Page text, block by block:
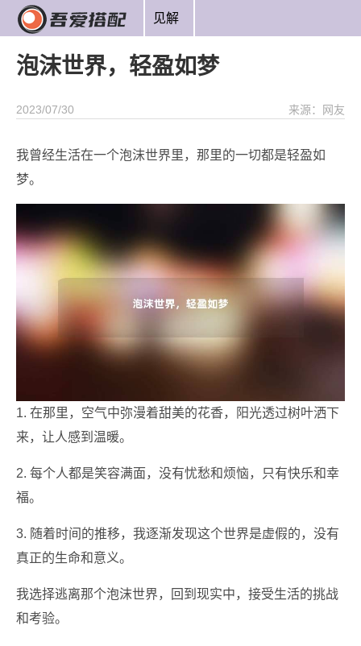
见解
泡沫世界，轻盈如梦
2023/07/30 来源：网友
我曾经生活在一个泡沫世界里，那里的一切都是轻盈如
梦。
1. 在那里，空气中弥漫着甜美的花香，阳光透过树叶洒下
来，让人感到温暖。
2. 每个人都是笑容满面，没有忧愁和烦恼，只有快乐和幸
福。
3. 随着时间的推移，我逐渐发现这个世界是虚假的，没有
真正的生命和意义。
我选择逃离那个泡沫世界，回到现实中，接受生活的挑战
和考验。